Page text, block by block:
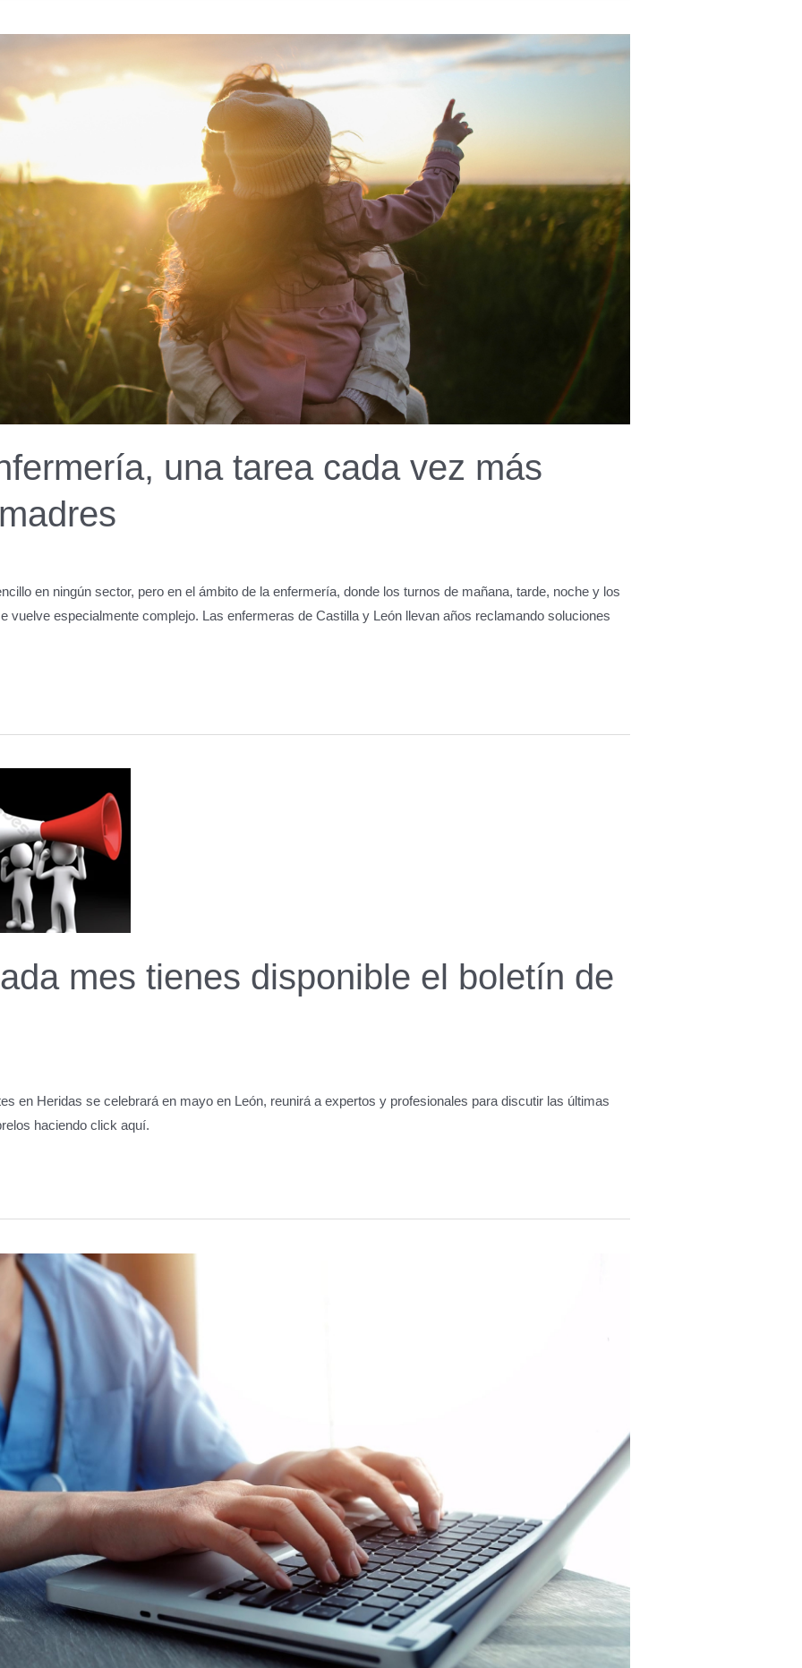
una tarea cada vez más
en ningún sector, pero en el ámbito de la enfermería, donde los turnos de mañana, tarde, noche y los
vuelve especialmente complejo. Las enfermeras de Castilla y León llevan años reclamando soluciones
mes tienes disponible el boletín de
en Heridas se celebrará en mayo en León, reunirá a expertos y profesionales para discutir las últimas
haciendo click aquí.